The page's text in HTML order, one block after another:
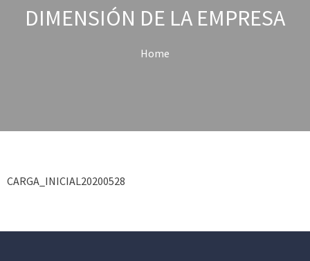
DIMENSIÓN DE LA EMPRESA
Home
CARGA_INICIAL20200528